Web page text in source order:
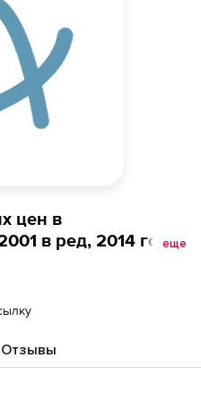
цен в
в ред, 2014 года,
е рабочее место
еще
Отзывы